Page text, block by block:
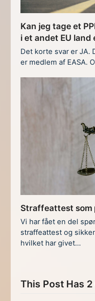
Kan jeg tage et
i et andet EU land
Det korte svar er JA.
er medlem af EASA.
Straffeattest som
Vi har fået en del
straffeattest og
hvilket har givet…
This Post Has